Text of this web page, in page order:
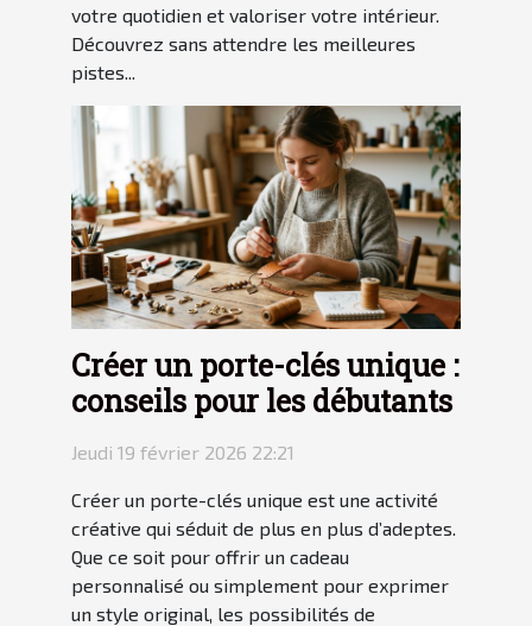
votre quotidien et valoriser votre intérieur.
Découvrez sans attendre les meilleures
pistes...
Créer un porte-clés unique :
conseils pour les débutants
Jeudi 19 février 2026 22:21
Créer un porte-clés unique est une activité
créative qui séduit de plus en plus d’adeptes.
Que ce soit pour offrir un cadeau
personnalisé ou simplement pour exprimer
un style original, les possibilités de